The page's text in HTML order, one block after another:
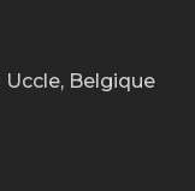
Uccle, Belgique